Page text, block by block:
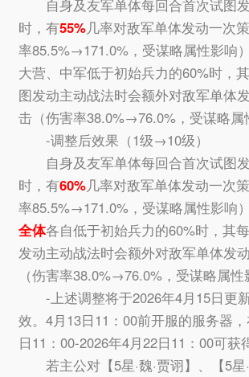
自身及友军单体每回合首次试图
时，有55%几率对敌军单体发动一次
率85.5%→171.0%，受谋略属性影响
大营、中军低于初始兵力的60%时，
图发动主动战法时会额外对敌军单体
击（伤害率38.0%→76.0%，受谋略属
-调整后效果（1级→10级）
自身及友军单体每回合首次试图
时，有60%几率对敌军单体发动一次
率85.5%→171.0%，受谋略属性影响
全体各自低于初始兵力的60%时，其
发动主动战法时会额外对敌军单体发
（伤害率38.0%→76.0%，受谋略属性
-上述调整将于2026年4月15日更
效。4月13日11：00前开服的服务器
日11：00-2026年4月22日11：00可获
若主公对【5星·魏·贾诩】、【5星